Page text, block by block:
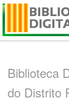
Skip
Biblioteca
do Distrito